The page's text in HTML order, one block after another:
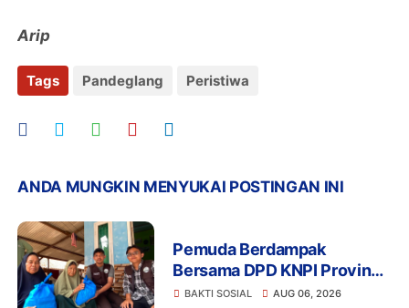
Arip
Tags Pandeglang Peristiwa
ANDA MUNGKIN MENYUKAI POSTINGAN INI
Pemuda Berdampak
Bersama DPD KNPI Provinsi
Banten dan KKN Kelompok
BAKTI SOSIAL AUG 06, 2026